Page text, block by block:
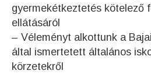
gyermekétkeztetés kötelező
ellátásáról
– Véleményt alkottunk a
által ismertetett általános
körzetekről